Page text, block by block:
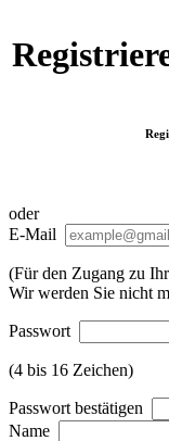
oder
E-Mail
(Für den Zugang zu
Wir werden Sie nicht
Passwort
(4 bis 16 Zeichen)
Passwort bestätigen
Name